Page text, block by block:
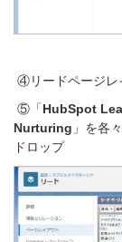
④リードページレ
⑤「HubSpot
Nurturing 」を各
ドロップ